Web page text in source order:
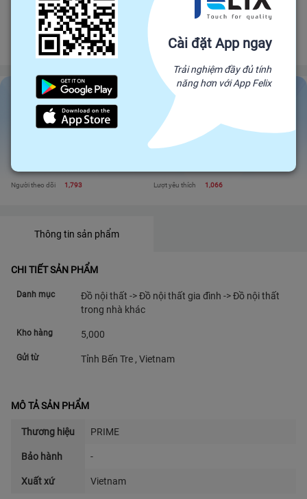
CTY TNHH TM DV VLXD HOÀNG LONG BẾN TRE
Đối tác trực tiếp của Felix, mang sản phẩm trực tiếp từ nhà sản xuất để đến
với người tiêu dùng. Giá cả cạnh tranh - Chất lượng tuyệt đối
CTY TNHH TM DV VLXD HOÀNG LONG BẾN TRE
Liên hệ Xem shop
Sản phẩm
Tỉ lệ phản hồi
Người theo dõi 1,793 Lượt yêu thích 1,066
Thông tin sản phẩm
CHI TIẾT SẢN PHẨM
Danh mục
Đồ nội thất -> Đồ nội thất gia đình -> Đồ nội thất
trong nhà khác
Kho hàng 5,000
Gửi từ Tỉnh Bến Tre , Vietnam
MÔ TẢ SẢN PHẨM
Thương hiệu PRIME
Bảo hành -
Xuất xứ Vietnam
Cài đặt App ngay
Trải nghiệm đầy đủ tính
năng hơn với App Felix